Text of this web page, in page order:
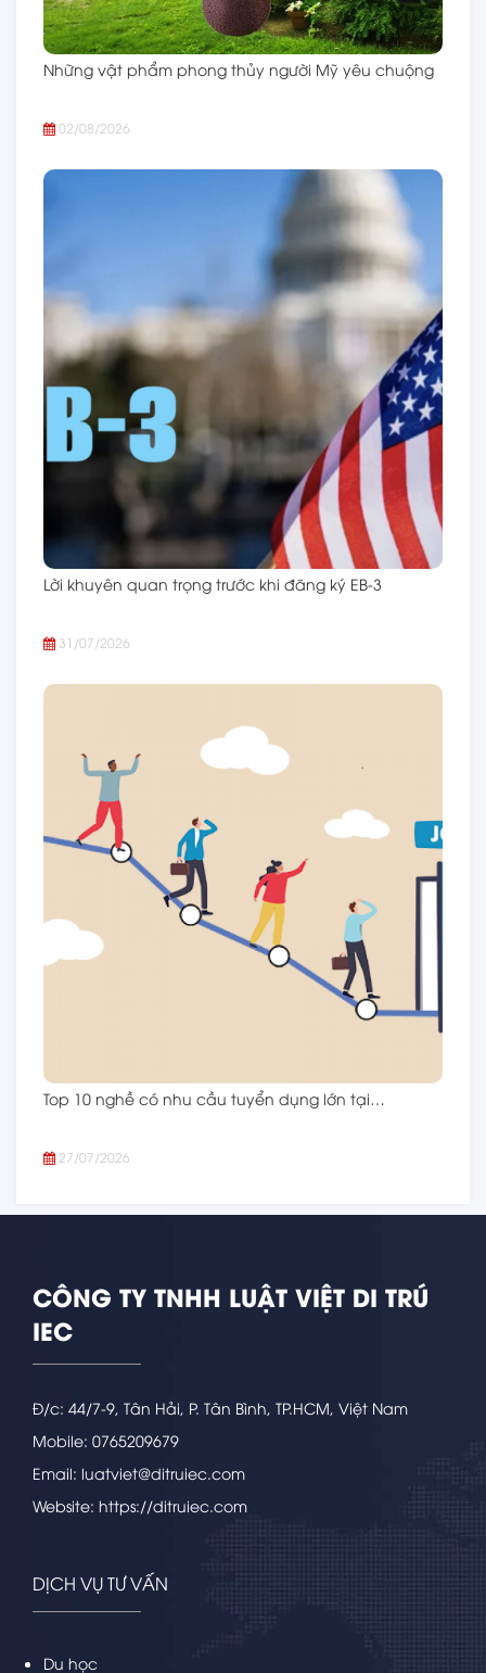
Những vật phẩm phong thủy người Mỹ yêu chuộng
02/08/2026
Lời khuyên quan trọng trước khi đăng ký EB-3
31/07/2026
Top 10 nghề có nhu cầu tuyển dụng lớn tại…
27/07/2026
CÔNG TY TNHH LUẬT VIỆT DI TRÚ
IEC
Đ/c: 44/7-9, Tân Hải, P. Tân Bình, TP.HCM, Việt Nam
Mobile: 0765209679
Email: luatviet@ditruiec.com
Website: https://ditruiec.com
DỊCH VỤ TƯ VẤN
Du học